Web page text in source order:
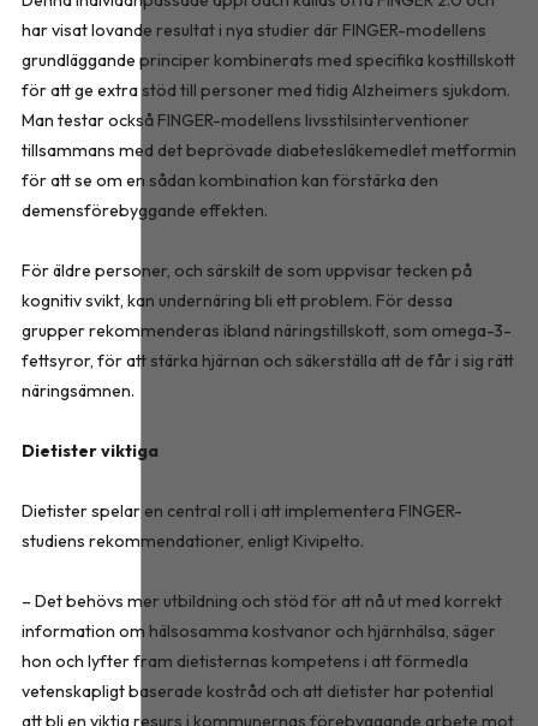
har visat lovande resultat i nya studier där FINGER-modellens
grundläggande principer kombinerats med specifika kosttillskott
för att ge extra stöd till personer med tidig Alzheimers sjukdom.
Man testar också FINGER-modellens livsstilsinterventioner
tillsammans med det beprövade diabetesläkemedlet metformin
för att se om en sådan kombination kan förstärka den
demensförebyggande effekten.
För äldre personer, och särskilt de som uppvisar tecken på
kognitiv svikt, kan undernäring bli ett problem. För dessa
grupper rekommenderas ibland näringstillskott, som omega-3-
fettsyror, för att stärka hjärnan och säkerställa att de får i sig rätt
näringsämnen.
Dietister viktiga
Dietister spelar en central roll i att implementera FINGER-
studiens rekommendationer, enligt Kivipelto.
– Det behövs mer utbildning och stöd för att nå ut med korrekt
information om hälsosamma kostvanor och hjärnhälsa, säger
hon och lyfter fram dietisternas kompetens i att förmedla
vetenskapligt baserade kostråd och att dietister har potential
att bli en viktig resurs i kommunernas förebyggande arbete mot